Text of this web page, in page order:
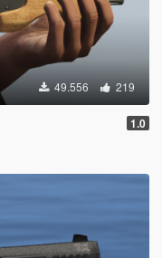
49.556 219
1.0